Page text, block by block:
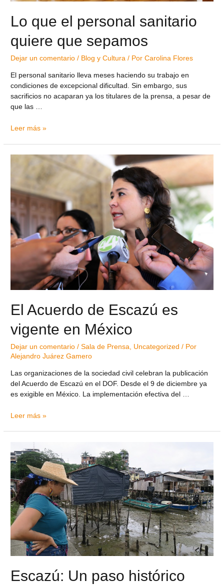
Lo que el personal sanitario
quiere que sepamos
Dejar un comentario / Blog y Cultura / PorCarolina Flores
El personal sanitario lleva meses haciendo su trabajo en
condiciones de excepcional dificultad. Sin embargo, sus
sacrificios no acaparan ya los titulares de la prensa, a pesar de
que las …
Leer más »
El Acuerdo de Escazú es
vigente en México
Dejar un comentario /Sala de Prensa, Uncategorized / Por
Alejandro Juárez Gamero
Las organizaciones de la sociedad civil celebran la publicación
del Acuerdo de Escazú en el DOF. Desde el 9 de diciembre ya
es exigible en México. La implementación efectiva del …
Leer más »
Escazú: Un paso histórico